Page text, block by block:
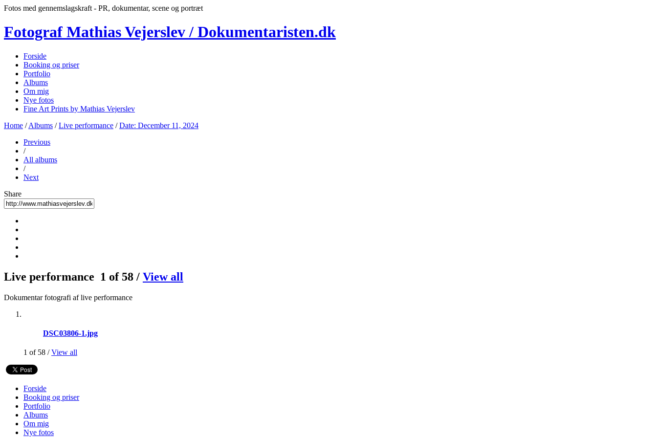
Fotos med gennemslagskraft - PR, dokumentar, scene og portræt
Fotograf Mathias Vejerslev / Dokumentaristen.dk
Forside
Booking og priser
Portfolio
Albums
Om mig
Nye fotos
Fine Art Prints by Mathias Vejerslev
Home /Albums /Live performance /Date: December 11, 2024
Previous
/
All albums
/
Next
Share
Live performance 1 of 58 / View all
Dokumentar fotografi af live performance
DSC03806-1.jpg
1 of 58 /View all
Forside
Booking og priser
Portfolio
Albums
Om mig
Nye fotos